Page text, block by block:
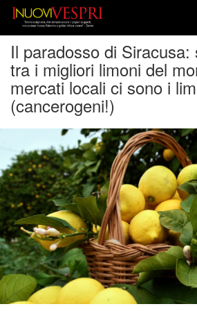
Il paradosso di Siracusa:
tra i migliori limoni del
mercati locali ci sono i
(cancerogeni!)